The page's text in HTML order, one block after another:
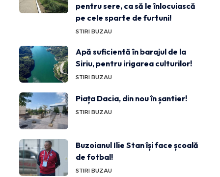
pentru sere, ca să le înlocuiască
pe cele sparte de furtuni!
STIRI BUZAU
Apă suficientă în barajul de la
Siriu, pentru irigarea culturilor!
STIRI BUZAU
Piața Dacia, din nou în șantier!
STIRI BUZAU
Buzoianul Ilie Stan își face școală
de fotbal!
STIRI BUZAU